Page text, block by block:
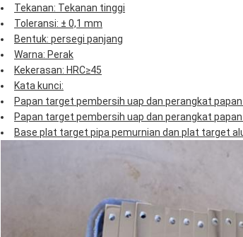
Tekanan: Tekanan tinggi
Toleransi: ± 0,1 mm
Bentuk: persegi panjang
Warna: Perak
Kekerasan: HRC≥45
Kata kunci:
Papan target pembersih uap dan perangkat
Papan target pembersih uap dan perangkat
Base plat target pipa pemurnian dan plat target